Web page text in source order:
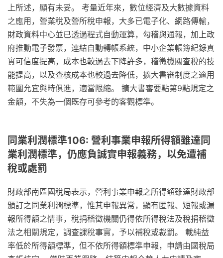
上所述，顯有未妥。 考量近年來，數位經濟及大數據資料
之應用，營業稅及營所稅申報，大多已電子化、網路傳輸，
財政資料中心並已透過程式自動運算，勾稽與通報，加上政
府推動電子發票，連結自動轉帳系統，中小企業帳簿紀錄真
實可信度提高，成本也較過去下降許多，稽徵機關查稅的技
能提高，以及查核成本也較過去降低，擴大書審制度之適用
範圍允宜與時俱進，適當限縮。 擴大書審要點第9點規定之
金額，不失為一個既存可參考的客觀標準。
同業利潤標準106: 營利事業申報所得額雖達同
業利潤標準，仍應負誠實申報義務，以免遭補
稅或處罰
財政部南區國稅局表示，營利事業申報之所得額雖達財政部
頒訂之同業利潤標準，惟其申報異常，顯有匿報、短報或漏
報所得額之情事，稅捐稽徵機關仍得依所得稅法及稅捐稽徵
法之相關規定，調查課稅事實，予以補稅或裁罰。 載純益
率低於所得額標準，但不依所得額標準申報，申請由國稅局